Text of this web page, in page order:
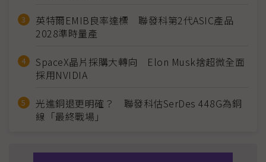
英特爾EMIB良率達標 聯發科第2代ASIC產品
2028準時量產
SpaceX晶片採購大轉向 Elon Musk捨超微全面
採用NVIDIA
光進銅退更明確？ 聯發科估SerDes 448G為銅
線「最終戰場」